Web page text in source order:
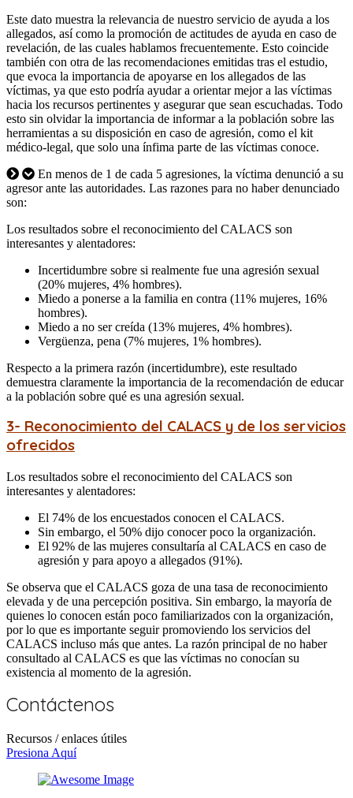
Este dato muestra la relevancia de nuestro servicio de ayuda a los
allegados, así como la promoción de actitudes de ayuda en caso de
revelación, de las cuales hablamos frecuentemente. Esto coincide
también con otra de las recomendaciones emitidas tras el estudio,
que evoca la importancia de apoyarse en los allegados de las
víctimas, ya que esto podría ayudar a orientar mejor a las víctimas
hacia los recursos pertinentes y asegurar que sean escuchadas. Todo
esto sin olvidar la importancia de informar a la población sobre las
herramientas a su disposición en caso de agresión, como el kit
médico-legal, que solo una ínfima parte de las víctimas conoce.
En menos de 1 de cada 5 agresiones, la víctima denunció a su
agresor ante las autoridades. Las razones para no haber denunciado
son:
Los resultados sobre el reconocimiento del CALACS son
interesantes y alentadores:
Incertidumbre sobre si realmente fue una agresión sexual
(20% mujeres, 4% hombres).
Miedo a ponerse a la familia en contra (11% mujeres, 16%
hombres).
Miedo a no ser creída (13% mujeres, 4% hombres).
Vergüenza, pena (7% mujeres, 1% hombres).
Respecto a la primera razón (incertidumbre), este resultado
demuestra claramente la importancia de la recomendación de educar
a la población sobre qué es una agresión sexual.
3- Reconocimiento del CALACS y de los servicios
ofrecidos
Los resultados sobre el reconocimiento del CALACS son
interesantes y alentadores:
El 74% de los encuestados conocen el CALACS.
Sin embargo, el 50% dijo conocer poco la organización.
El 92% de las mujeres consultaría al CALACS en caso de
agresión y para apoyo a allegados (91%).
Se observa que el CALACS goza de una tasa de reconocimiento
elevada y de una percepción positiva. Sin embargo, la mayoría de
quienes lo conocen están poco familiarizados con la organización,
por lo que es importante seguir promoviendo los servicios del
CALACS incluso más que antes. La razón principal de no haber
consultado al CALACS es que las víctimas no conocían su
existencia al momento de la agresión.
Contáctenos
Recursos / enlaces útiles
Presiona Aquí